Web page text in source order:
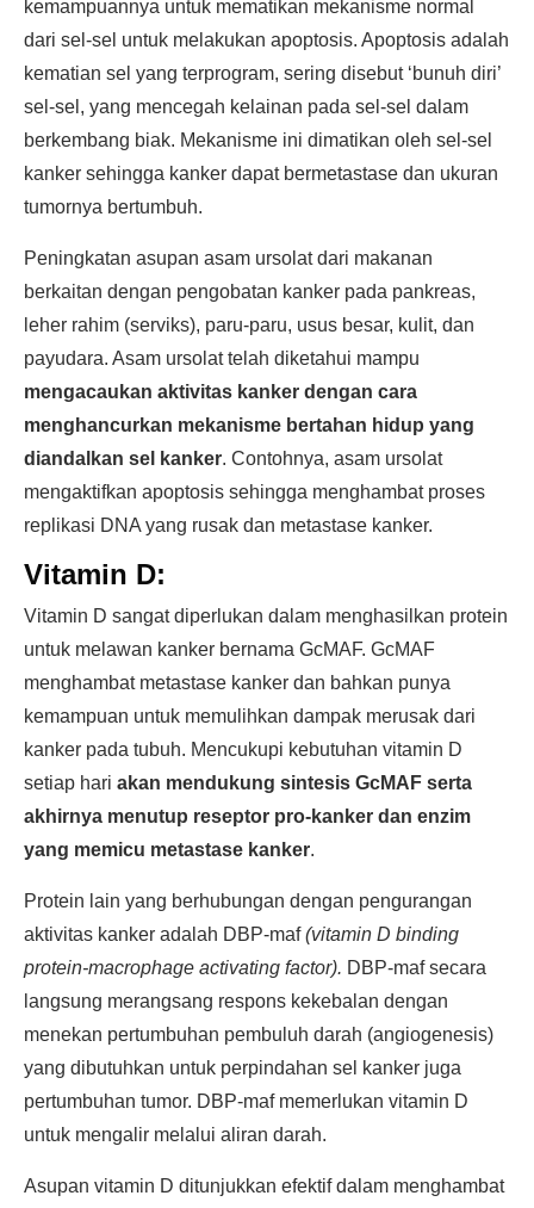
kemampuannya untuk mematikan mekanisme normal
dari sel-sel untuk melakukan apoptosis. Apoptosis adalah
kematian sel yang terprogram, sering disebut ‘bunuh diri’
sel-sel, yang mencegah kelainan pada sel-sel dalam
berkembang biak. Mekanisme ini dimatikan oleh sel-sel
kanker sehingga kanker dapat bermetastase dan ukuran
tumornya bertumbuh.
Peningkatan asupan asam ursolat dari makanan
berkaitan dengan pengobatan kanker pada pankreas,
leher rahim (serviks), paru-paru, usus besar, kulit, dan
payudara. Asam ursolat telah diketahui mampu
mengacaukan aktivitas kanker dengan cara
menghancurkan mekanisme bertahan hidup yang
diandalkan sel kanker. Contohnya, asam ursolat
mengaktifkan apoptosis sehingga menghambat proses
replikasi DNA yang rusak dan metastase kanker.
Vitamin D:
Vitamin D sangat diperlukan dalam menghasilkan protein
untuk melawan kanker bernama GcMAF. GcMAF
menghambat metastase kanker dan bahkan punya
kemampuan untuk memulihkan dampak merusak dari
kanker pada tubuh. Mencukupi kebutuhan vitamin D
setiap hari akan mendukung sintesis GcMAF serta
akhirnya menutup reseptor pro-kanker dan enzim
yang memicu metastase kanker.
Protein lain yang berhubungan dengan pengurangan
aktivitas kanker adalah DBP-maf(vitamin D binding
protein-macrophage activating factor). DBP-maf secara
langsung merangsang respons kekebalan dengan
menekan pertumbuhan pembuluh darah (angiogenesis)
yang dibutuhkan untuk perpindahan sel kanker juga
pertumbuhan tumor. DBP-maf memerlukan vitamin D
untuk mengalir melalui aliran darah.
Asupan vitamin D ditunjukkan efektif dalam menghambat